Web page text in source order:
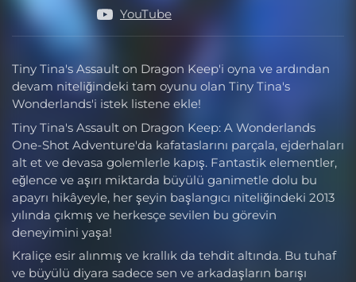
Tiny Tina's Assault on Dragon Keep'i oyna ve ardından
devam niteliğindeki tam oyunu olan Tiny Tina's
Wonderlands'i istek listene ekle!
Tiny Tina's Assault on Dragon Keep: A Wonderlands
One-Shot Adventure'da kafataslarını parçala, ejderhaları
alt et ve devasa golemlerle kapış. Fantastik elementler,
eğlence ve aşırı miktarda büyülü ganimetle dolu bu
apayrı hikâyeyle, her şeyin başlangıcı niteliğindeki 2013
yılında çıkmış ve herkesçe sevilen bu görevin
deneyimini yaşa!
Kraliçe esir alınmış ve krallık da tehdit altında. Bu tuhaf
ve büyülü diyara sadece sen ve arkadaşların barışı
YouTube